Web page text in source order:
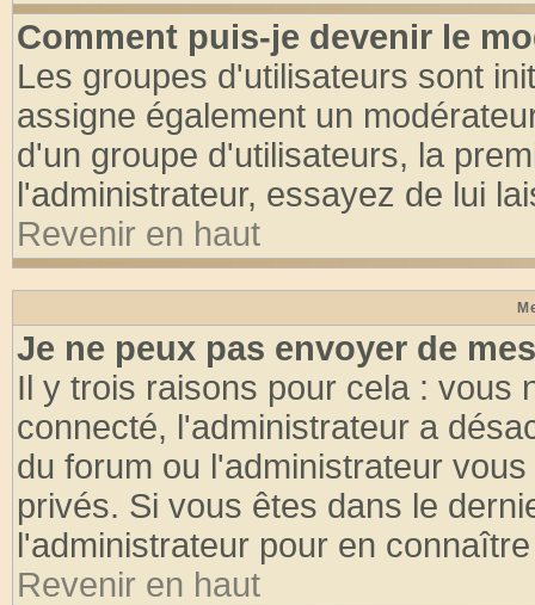
Comment puis-je devenir le
Les groupes d'utilisateurs sont
assigne également un
d'un groupe d'utilisateurs, la
l'administrateur, essayez de lui
Revenir en haut
Je ne peux pas envoyer de
Il y trois raisons pour cela : vous
connecté, l'administrateur a
du forum ou l'administrateur
privés. Si vous êtes dans le
l'administrateur pour en
Revenir en haut